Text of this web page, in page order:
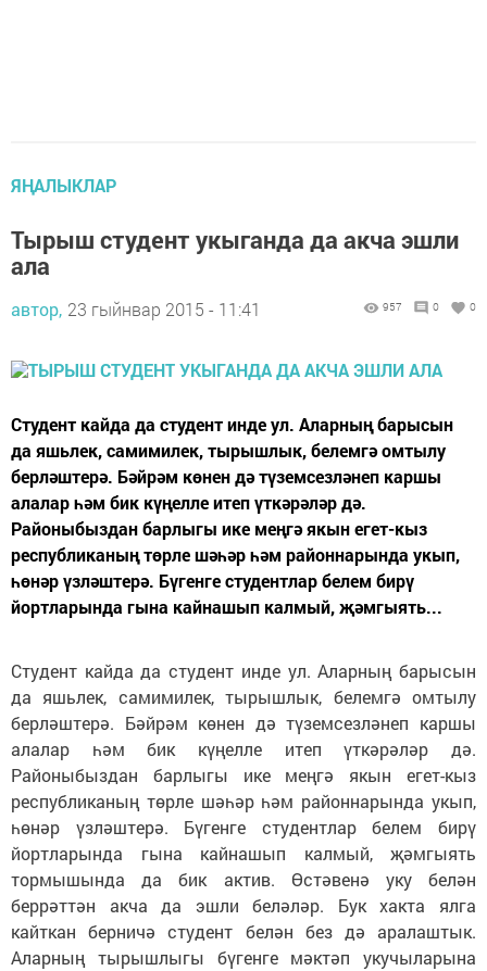
ЯҢАЛЫКЛАР
Тырыш студент укыганда да акча эшли
ала
автор, 23 гыйнвар 2015 - 11:41 957 0 0
Студент кайда да студент инде ул. Аларның барысын
да яшьлек, самимилек, тырышлык, белемгә омтылу
берләштерә. Бәйрәм көнен дә түземсезләнеп каршы
алалар һәм бик күңелле итеп үткәрәләр дә.
Районыбыздан барлыгы ике меңгә якын егет-кыз
республиканың төрле шәһәр һәм районнарында укып,
һөнәр үзләштерә. Бүгенге студентлар белем бирү
йортларында гына кайнашып калмый, җәмгыять...
Студент кайда да студент инде ул. Аларның барысын
да яшьлек, самимилек, тырышлык, белемгә омтылу
берләштерә. Бәйрәм көнен дә түземсезләнеп каршы
алалар һәм бик күңелле итеп үткәрәләр дә.
Районыбыздан барлыгы ике меңгә якын егет-кыз
республиканың төрле шәһәр һәм районнарында укып,
һөнәр үзләштерә. Бүгенге студентлар белем бирү
йортларында гына кайнашып калмый, җәмгыять
тормышында да бик актив. Өстәвенә уку белән
беррәттән акча да эшли беләләр. Бук хакта ялга
кайткан берничә студент белән без дә аралаштык.
Аларның тырышлыгы бүгенге мәктәп укучыларына